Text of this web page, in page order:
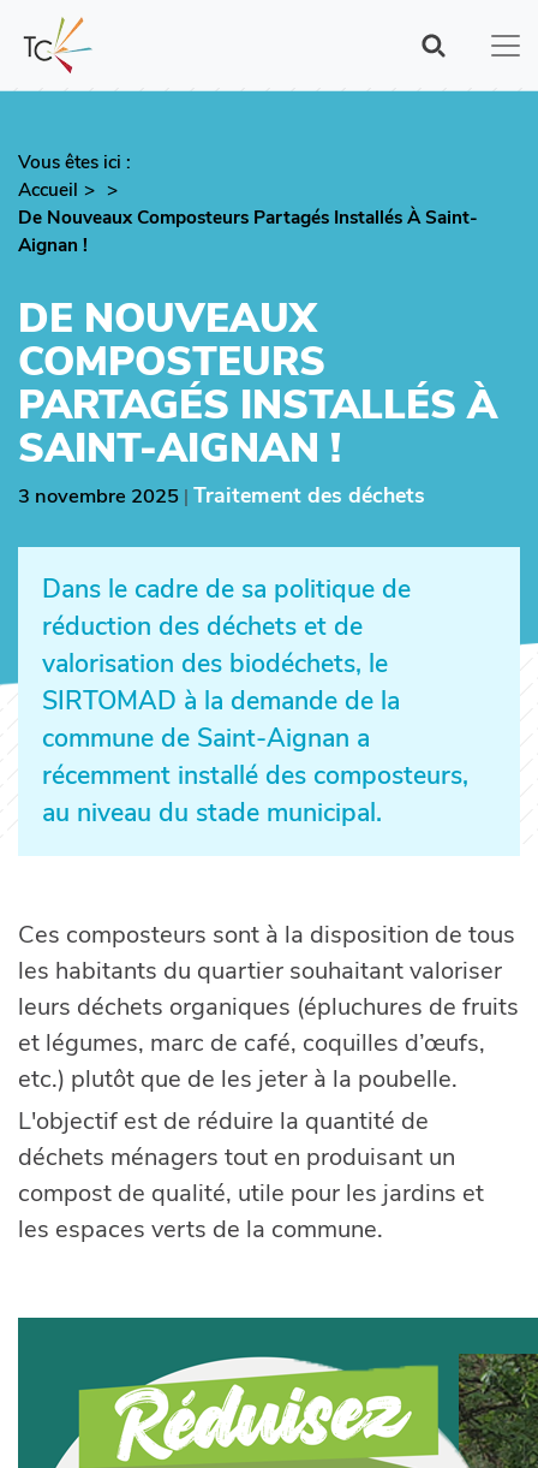
contenu
principal
Vous êtes ici :
Fil
d'Ariane
Accueil
De Nouveaux Composteurs Partagés Installés À Saint-
Aignan !
DE NOUVEAUX
COMPOSTEURS
PARTAGÉS INSTALLÉS À
SAINT-AIGNAN !
3 novembre 2025 | Traitement des déchets
Dans le cadre de sa politique de
réduction des déchets et de
valorisation des biodéchets, le
SIRTOMAD à la demande de la
commune de Saint-Aignan a
récemment installé des composteurs,
au niveau du stade municipal.
Ces composteurs sont à la disposition de tous
les habitants du quartier souhaitant valoriser
leurs déchets organiques (épluchures de fruits
et légumes, marc de café, coquilles d’œufs,
etc.) plutôt que de les jeter à la poubelle.
L'objectif est de réduire la quantité de
déchets ménagers tout en produisant un
compost de qualité, utile pour les jardins et
les espaces verts de la commune.